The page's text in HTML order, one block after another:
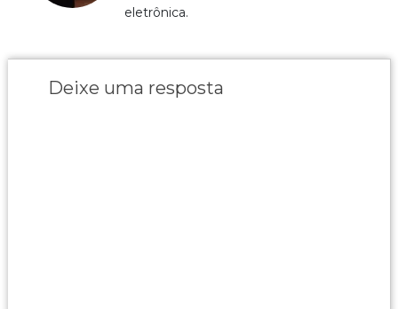
eletrônica.
Deixe uma resposta